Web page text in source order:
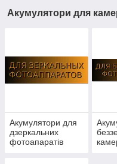
Акумулятори для
Акумулятори для
дзеркальних
фотоапаратів